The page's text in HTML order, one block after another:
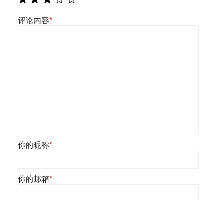
评论内容*
你的昵称*
你的邮箱*